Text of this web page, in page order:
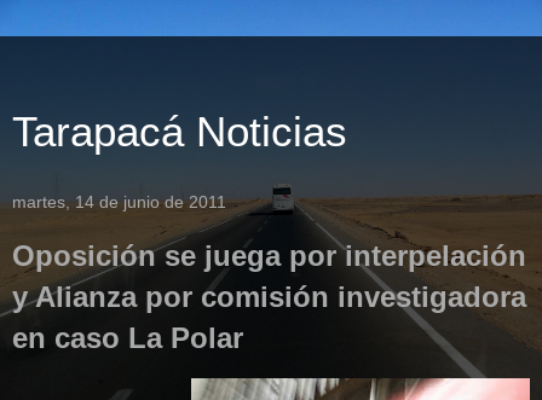
Tarapacá Noticias
martes, 14 de junio de 2011
Oposición se juega por interpelación
y Alianza por comisión investigadora
en caso La Polar